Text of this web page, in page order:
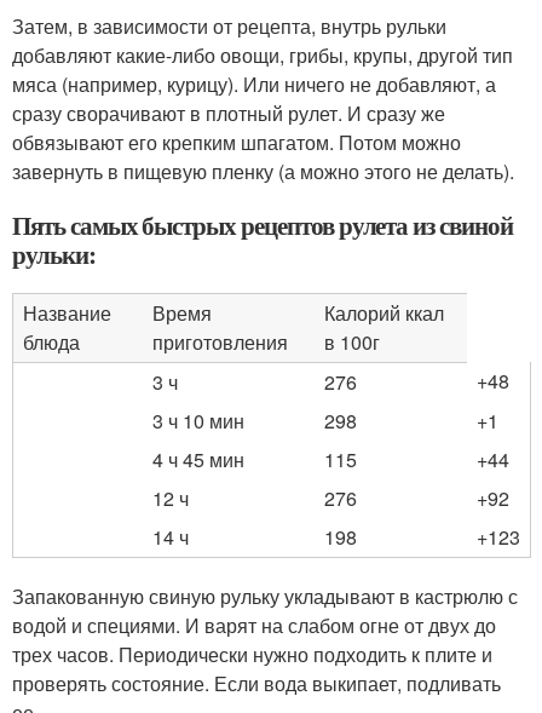
Затем, в зависимости от рецепта, внутрь рульки
добавляют какие-либо овощи, грибы, крупы, другой тип
мяса (например, курицу). Или ничего не добавляют, а
сразу сворачивают в плотный рулет. И сразу же
обвязывают его крепким шпагатом. Потом можно
завернуть в пищевую пленку (а можно этого не делать).
Пять самых быстрых рецептов рулета из свиной
рульки:
Название
блюда
Время
приготовления
Калорий ккал
в 100г
3 ч
276
+48
3 ч 10 мин
298
+1
4 ч 45 мин
115
+44
12 ч
276
+92
14 ч
198 +123
Запакованную свиную рульку укладывают в кастрюлю с
водой и специями. И варят на слабом огне от двух до
трех часов. Периодически нужно подходить к плите и
проверять состояние. Если вода выкипает, подливать